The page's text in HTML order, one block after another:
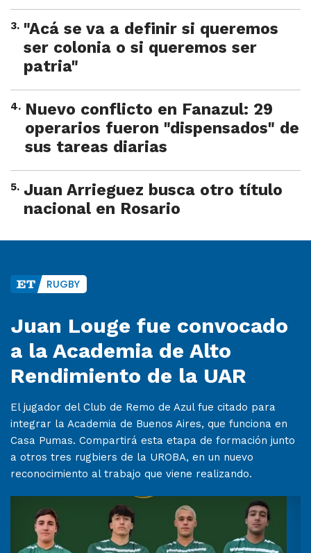
3. "Acá se va a definir si queremos
ser colonia o si queremos ser
patria"
4. Nuevo conflicto en Fanazul: 29
operarios fueron "dispensados" de
sus tareas diarias
5. Juan Arrieguez busca otro título
nacional en Rosario
RUGBY
Juan Louge fue convocado
a la Academia de Alto
Rendimiento de la UAR
El jugador del Club de Remo de Azul fue citado para
integrar la Academia de Buenos Aires, que funciona en
Casa Pumas. Compartirá esta etapa de formación junto
a otros tres rugbiers de la UROBA, en un nuevo
reconocimiento al trabajo que viene realizando.